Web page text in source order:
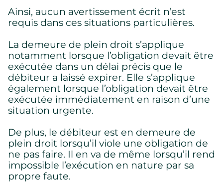
Ainsi, aucun avertissement écrit n’est
requis dans ces situations particulières.
La demeure de plein droit s’applique
notamment lorsque l’obligation devait être
exécutée dans un délai précis que le
débiteur a laissé expirer. Elle s’applique
également lorsque l’obligation devait être
exécutée immédiatement en raison d’une
situation urgente.
De plus, le débiteur est en demeure de
plein droit lorsqu’il viole une obligation de
ne pas faire. Il en va de même lorsqu’il rend
impossible l’exécution en nature par sa
propre faute.
Paramètres des témoins
Nous utilisons des témoins sur ce site Web. Certains sont
essentiels, d’autres ne le sont pas.
Veuillez consulter notre
comment nous collectons, utilisons et protégeons vos
renseignements personnels lorsque vous visitez notre site
Web.
Requis